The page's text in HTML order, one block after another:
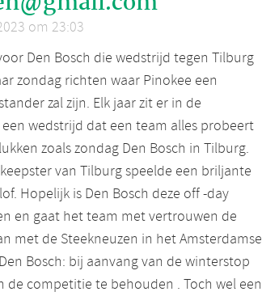
om 23:03
Den Bosch die wedstrijd tegen Tilburg
zondag richten waar Pinokee een
zal zijn. Elk jaar zit er in de
wedstrijd dat een team alles probeert
zoals zondag Den Bosch in Tilburg.
van Tilburg speelde een briljante
Hopelijk is Den Bosch deze off -day
en gaat het team met vertrouwen de
met de Steekneuzen in het Amsterdamse
Bosch: bij aanvang van de winterstop
de competitie te behouden . Toch wel een